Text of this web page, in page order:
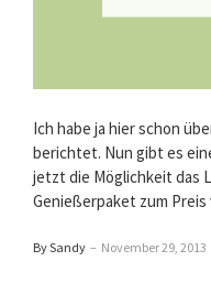
Ich habe ja hier schon
berichtet. Nun gibt es
jetzt die Möglichkeit das
Genießerpaket zum
By Sandy – November 29, 2013